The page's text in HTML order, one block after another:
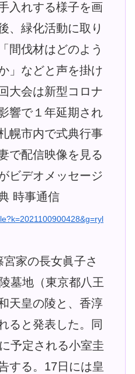
入れする様子を画
、緑化活動に取り
間伐材はどのよう
」などと声を掛け
大会は新型コロナ
響で１年延期され
幌市内で式典行事
で配信映像を見る
ビデオメッセージ
時事通信
家の長女眞子さ
墓地（東京都八王
天皇の陵と、香淳
ると発表した。同
予定される小室圭
する。17日には皇